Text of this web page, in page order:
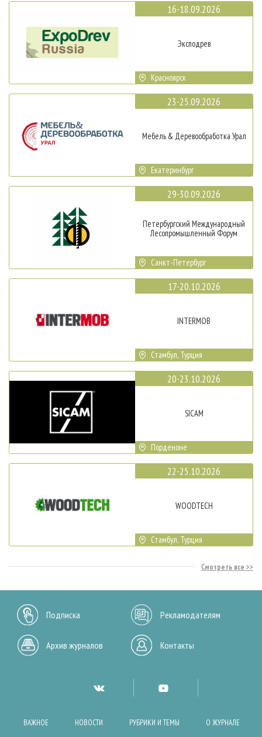
16-18.09.2026
Эксподрев
Красноярск
23-25.09.2026
Мебель & Деревообработка Урал
Екатеринбург
29-30.09.2026
Петербургский Международный
Лесопромышленный Форум
Санкт-Петербург
17-20.10.2026
INTERMOB
Стамбул, Турция
20-23.10.2026
SICAM
Порденоне
22-25.10.2026
WOODTECH
Стамбул, Турция
Смотреть все
Подписка Рекламодателям
Архив журналов Контакты
ВАЖНОЕ НОВОСТИ РУБРИКИ И ТЕМЫ О ЖУРНАЛЕ